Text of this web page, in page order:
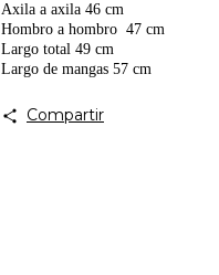
Axila a axila 46 cm
Hombro a hombro 47 cm
Largo total 49 cm
Largo de mangas 57 cm
Compartir